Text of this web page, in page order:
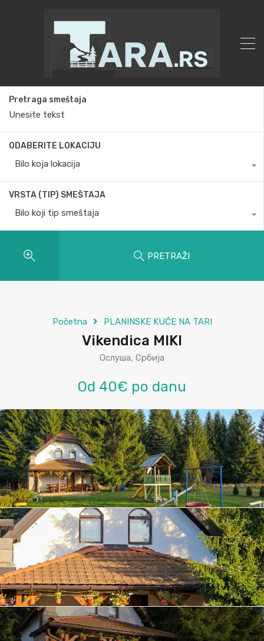
Pretraga smeštaja
ODABERITE LOKACIJU
Bilo koja lokacija
VRSTA (TIP) SMEŠTAJA
Bilo koji tip smeštaja
PRETRAŽI
Početna PLANINSKE KUĆE NA TARI
Vikendica MIKI
Ослуша, Србија
Od 40€ po danu